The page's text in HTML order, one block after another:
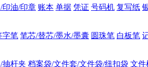
印油/印章 账本 单据 凭证 号码机 复写纸
字笔 笔芯/替芯/墨水/墨囊 圆珠笔 白板笔
抽杆夹 档案袋/文件套/文件袋/纽扣袋 文件